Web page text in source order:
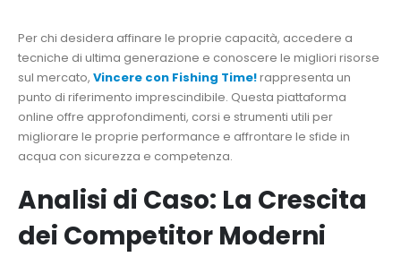
Per chi desidera affinare le proprie capacità, accedere a
tecniche di ultima generazione e conoscere le migliori risorse
sul mercato, Vincere con Fishing Time!rappresenta un
punto di riferimento imprescindibile. Questa piattaforma
online offre approfondimenti, corsi e strumenti utili per
migliorare le proprie performance e affrontare le sfide in
acqua con sicurezza e competenza.
Analisi di Caso: La Crescita
dei Competitor Moderni